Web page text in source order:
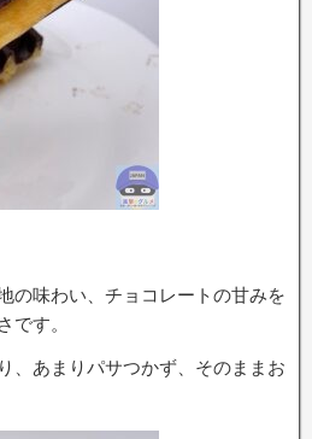
の味わい、チョコレートの甘みを
です。
、あまりパサつかず、そのままお